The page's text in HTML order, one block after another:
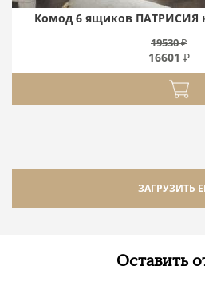
Комод 6 ящиков ПАТРИСИЯ
19530 ₽
16601 ₽
ЗАГРУЗИТЬ
Оставить